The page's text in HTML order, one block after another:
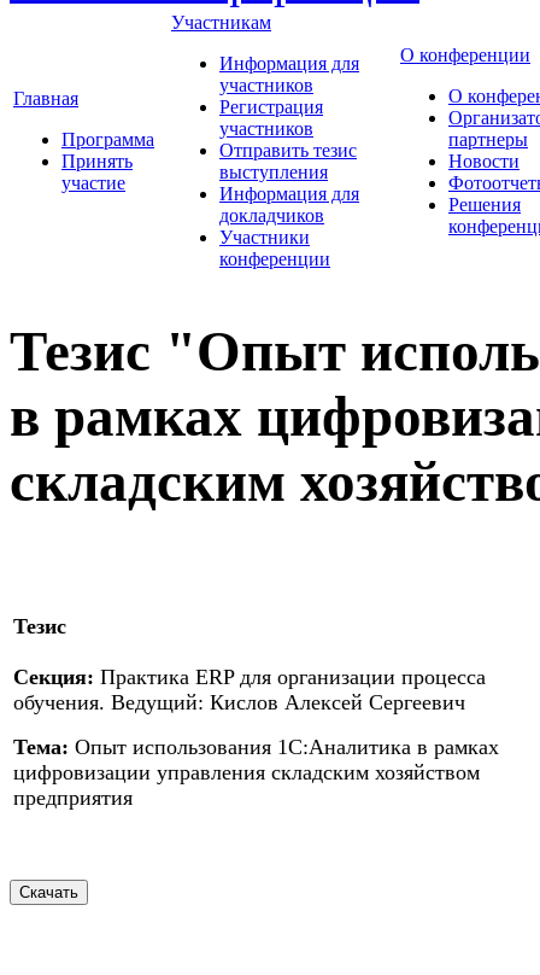
Главная
Программа
Принять
участие
Участникам
Информация для
участников
Регистрация
участников
Отправить тезис
выступления
Информация для
докладчиков
Участники
конференции
О конференции
О
партнеры
Новости
Решения
Тезис "Опыт
в рамках
складским
Тезис
Секция: Практика ERP для организации процесса
обучения. Ведущий: Кислов Алексей Сергеевич
Тема: Опыт использования 1C:Аналитика в рамках
цифровизации управления складским хозяйством
предприятия